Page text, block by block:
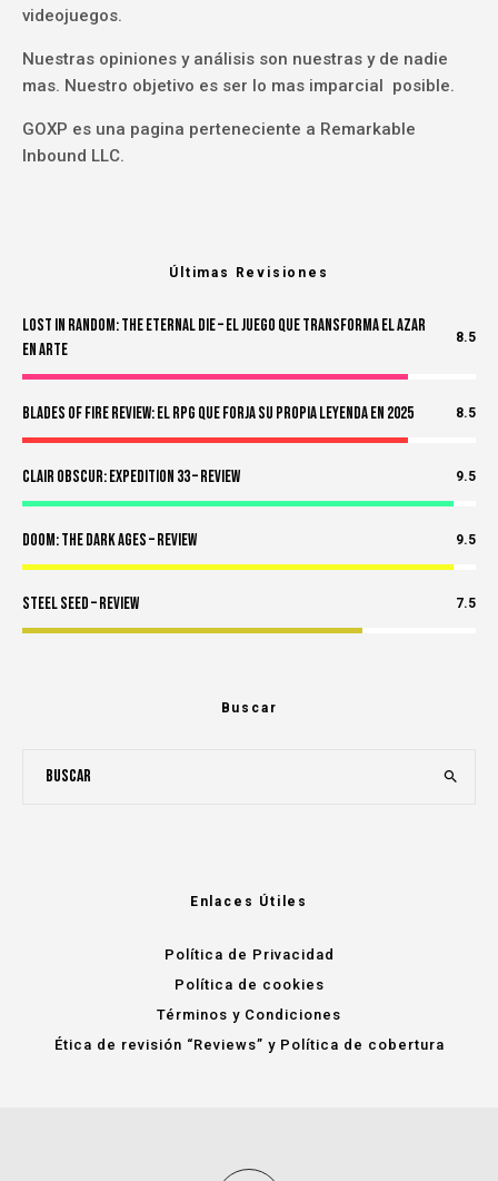
videojuegos.
Nuestras opiniones y análisis son nuestras y de nadie
mas. Nuestro objetivo es ser lo mas imparcial posible.
GOXP es una pagina perteneciente a Remarkable
Inbound LLC.
Últimas Revisiones
Lost in Random: The Eternal Die – El Juego Que Transforma el Azar
en Arte
8.5
Blades of Fire Review: El RPG Que Forja Su Propia Leyenda en 2025 8.5
Clair Obscur: Expedition 33 – Review 9.5
Doom: The Dark Ages – Review 9.5
Steel Seed – Review 7.5
Buscar
Enlaces Útiles
Política de Privacidad
Política de cookies
Términos y Condiciones
Ética de revisión “Reviews” y Política de cobertura